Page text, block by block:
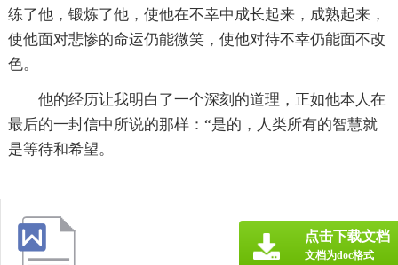
练了他，锻炼了他，使他在不幸中成长起来，成熟起来，
使他面对悲惨的命运仍能微笑，使他对待不幸仍能面不改
色。
他的经历让我明白了一个深刻的道理，正如他本人在
最后的一封信中所说的那样：“是的，人类所有的智慧就
是等待和希望。
点击下载文档
文档为doc格式